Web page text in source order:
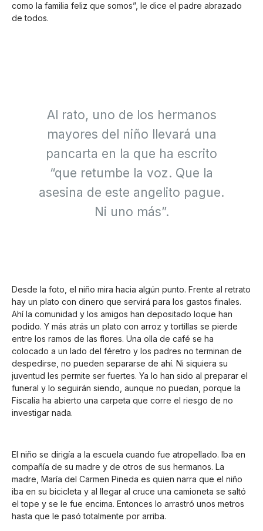
como la familia feliz que somos”, le dice el padre abrazado
de todos.
Al rato, uno de los hermanos
mayores del niño llevará una
pancarta en la que ha escrito
“que retumbe la voz. Que la
asesina de este angelito pague.
Ni uno más”.
Desde la foto, el niño mira hacia algún punto. Frente al retrato
hay un plato con dinero que servirá para los gastos finales.
Ahí la comunidad y los amigos han depositado loque han
podido. Y más atrás un plato con arroz y tortillas se pierde
entre los ramos de las flores. Una olla de café se ha
colocado a un lado del féretro y los padres no terminan de
despedirse, no pueden separarse de ahí. Ni siquiera su
juventud les permite ser fuertes. Ya lo han sido al preparar el
funeral y lo seguirán siendo, aunque no puedan, porque la
Fiscalía ha abierto una carpeta que corre el riesgo de no
investigar nada.
El niño se dirigía a la escuela cuando fue atropellado. Iba en
compañía de su madre y de otros de sus hermanos. La
madre, María del Carmen Pineda es quien narra que el niño
iba en su bicicleta y al llegar al cruce una camioneta se saltó
el tope y se le fue encima. Entonces lo arrastró unos metros
hasta que le pasó totalmente por arriba.